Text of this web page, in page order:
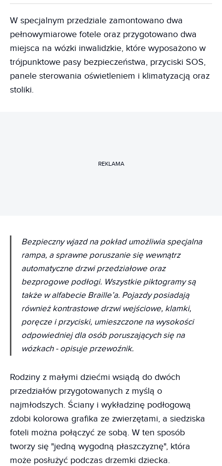
W specjalnym przedziale zamontowano dwa
pełnowymiarowe fotele oraz przygotowano dwa
miejsca na wózki inwalidzkie, które wyposażono w
trójpunktowe pasy bezpieczeństwa, przyciski SOS,
panele sterowania oświetleniem i klimatyzacją oraz
stoliki.
REKLAMA
Bezpieczny wjazd na pokład umożliwia specjalna
rampa, a sprawne poruszanie się wewnątrz
automatyczne drzwi przedziałowe oraz
bezprogowe podłogi. Wszystkie piktogramy są
także w alfabecie Braille’a. Pojazdy posiadają
również kontrastowe drzwi wejściowe, klamki,
poręcze i przyciski, umieszczone na wysokości
odpowiedniej dla osób poruszających się na
wózkach- opisuje przewoźnik.
Rodziny z małymi dziećmi wsiądą do dwóch
przedziałów przygotowanych z myślą o
najmłodszych. Ściany i wykładzinę podłogową
zdobi kolorowa grafika ze zwierzętami, a siedziska
foteli można połączyć ze sobą. W ten sposób
tworzy się "jedną wygodną płaszczyznę", która
może posłużyć podczas drzemki dziecka.